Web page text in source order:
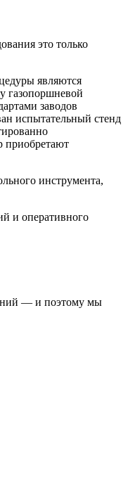
это только
являются
газопоршневой
заводов
испытательный стенд
приобретают
инструмента,
и оперативного
— и поэтому мы